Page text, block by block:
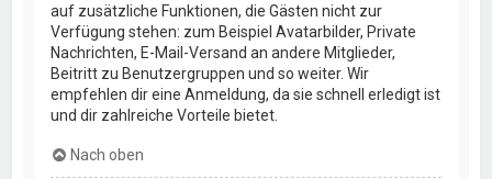
auf zusätzliche Funktionen, die Gästen nicht zur
Verfügung stehen: zum Beispiel Avatarbilder, Private
Nachrichten, E-Mail-Versand an andere Mitglieder,
Beitritt zu Benutzergruppen und so weiter. Wir
empfehlen dir eine Anmeldung, da sie schnell erledigt ist
und dir zahlreiche Vorteile bietet.
Nach oben